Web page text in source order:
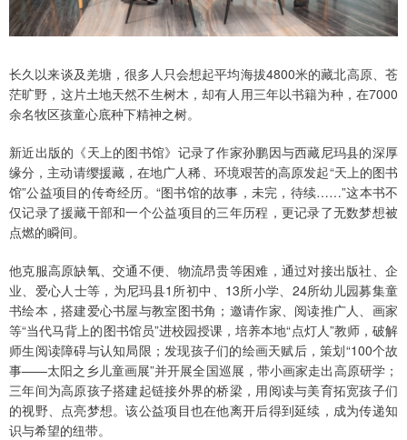
长久以来谈及羌塘，很多人只会想起平均海拔4800米的藏北高原、苍
茫旷野，这片土地天然不生树木，却有人用三年以书籍为种，在7000
余名牧区孩童心底种下精神之树。
新近出版的《天上的图书馆》记录了作家孙鹏因与西藏尼玛县的深厚
缘分，主动请缨援藏，在地广人稀、环境艰苦的高原发起“天上的图书
馆”公益项目的传奇经历。“图书馆的故事，未完，待续……”这本书不
仅记录了援藏干部和一个公益项目的三年历程，更记录了无数梦想被
点燃的瞬间。
他克服高原缺氧、交通不便、物流昂贵等困难，通过对接出版社、企
业、爱心人士等，为尼玛县1所初中、13所小学、24所幼儿园募集童
书绘本，搭建爱心书屋与教室图书角；邀请作家、阅读推广人、画家
等“当代马背上的图书馆员”进校园授课，培养本地“点灯人”教师，破解
师生阅读障碍与认知局限；发现孩子们的绘画天赋后，策划“100个故
事——太阳之乡儿童画展”并开展全国巡展，带小画家走出高原研学；
三年间为高原孩子搭建起链接外界的桥梁，用阅读与美育拓宽孩子们
的视野、点亮梦想。该公益项目也在他离开后得到延续，成为传递知
识与希望的纽带。